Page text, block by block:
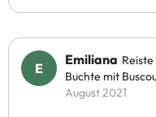
Emiliana
Buchte mit
August 2021